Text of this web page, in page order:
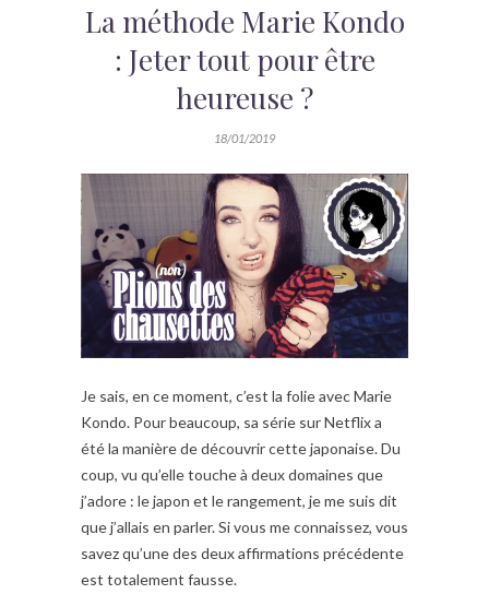
La méthode Marie Kondo
: Jeter tout pour être
heureuse ?
18/01/2019
Je sais, en ce moment, c’est la folie avec Marie
Kondo. Pour beaucoup, sa série sur Netflix a
été la manière de découvrir cette japonaise. Du
coup, vu qu’elle touche à deux domaines que
j’adore : le japon et le rangement, je me suis dit
que j’allais en parler. Si vous me connaissez, vous
savez qu’une des deux affirmations précédente
est totalement fausse.